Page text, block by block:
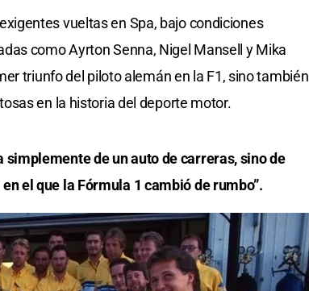
vueltas en Spa, bajo condiciones
como Ayrton Senna, Nigel Mansell y Mika
triunfo del piloto alemán en la F1, sino también
en la historia del deporte motor.
de un auto de carreras, sino de
el que la Fórmula 1 cambió de rumbo”.